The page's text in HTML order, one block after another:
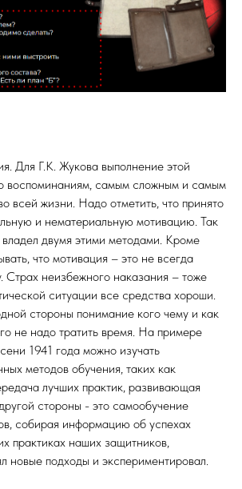
Для Г.К. Жукова выполнение этой
воспоминаниям, самым сложным и самым
всей жизни. Надо отметить, что принято
и нематериальную мотивацию. Так
владел двумя этими методами. Кроме
что мотивация – это не всегда
Страх неизбежного наказания – тоже
ситуации все средства хороши.
стороны понимание кого чему и как
не надо тратить время. На примере
1941 года можно изучать
методов обучения, таких как
лучших практик, развивающая
стороны - это самообучение
собирая информацию об успехах
практиках наших защитников,
новые подходы и экспериментировал.